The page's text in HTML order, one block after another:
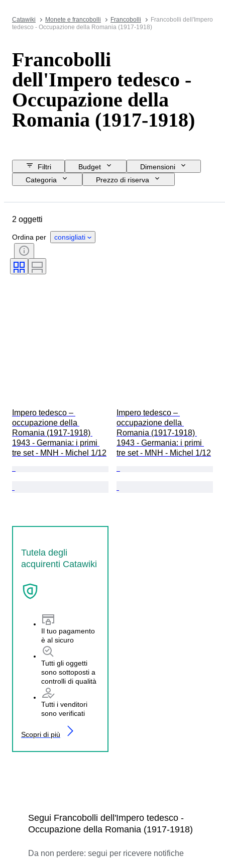
Catawiki Monete e francobolli Francobolli
Francobolli dell'Impero
tedesco - Occupazione della Romania (1917-1918)
Francobolli
dell'Impero tedesco -
Occupazione della
Romania (1917-1918)
Filtri Budget
Dimensioni
Categoria
Prezzo di riserva
Condizioni
2 oggetti
Ordina per consigliati
Impero tedesco –
occupazione della
Romania (1917-1918)
1943 - Germania: i primi
tre set - MNH - Michel 1/12
Impero tedesco –
occupazione della
Romania (1917-1918)
1943 - Germania: i primi
tre set - MNH - Michel 1/12
Tutela degli
acquirenti Catawiki
Il tuo pagamento
è al sicuro
Tutti gli oggetti
sono sottoposti a
controlli di qualità
Tutti i venditori
sono verificati
Scopri di più
Segui Francobolli dell'Impero tedesco -
Occupazione della Romania (1917-1918)
Da non perdere: segui per ricevere notifiche